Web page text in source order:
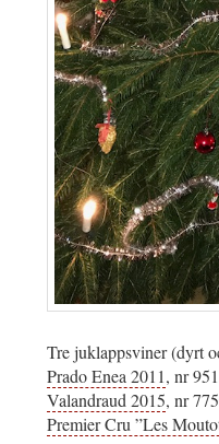
Tre juklappsviner (dyrt
Prado Enea 2011, nr
Valandraud 2015, nr
Premier Cru ”Les